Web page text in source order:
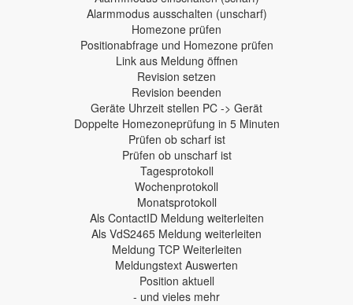
Alarmmodus ausschalten (unscharf)
Homezone prüfen
Positionabfrage und Homezone prüfen
Link aus Meldung öffnen
Revision setzen
Revision beenden
Geräte Uhrzeit stellen PC -> Gerät
Doppelte Homezoneprüfung in 5 Minuten
Prüfen ob scharf ist
Prüfen ob unscharf ist
Tagesprotokoll
Wochenprotokoll
Monatsprotokoll
Als ContactID Meldung weiterleiten
Als VdS2465 Meldung weiterleiten
Meldung TCP Weiterleiten
Meldungstext Auswerten
Position aktuell
- und vieles mehr